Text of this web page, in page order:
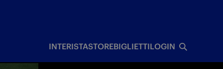
INTERISTASTOREBIGLIETTILOGIN